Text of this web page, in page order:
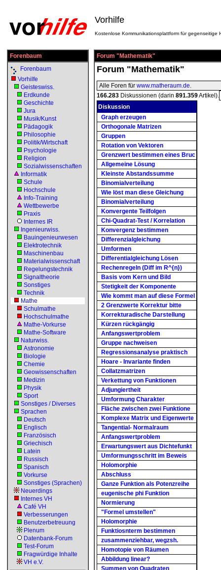
Vorhilfe
Kostenlose Kommunikationsplattform für gegenseitige
Forenbaum
Forenbaum
Vorhilfe
Geisteswiss.
Erdkunde
Geschichte
Jura
Musik/Kunst
Pädagogik
Philosophie
Politik/Wirtschaft
Psychologie
Religion
Sozialwissenschaften
Informatik
Schule
Hochschule
Info-Training
Wettbewerbe
Praxis
Internes IR
Ingenieurwiss.
Bauingenieurwesen
Elektrotechnik
Maschinenbau
Materialwissenschaft
Regelungstechnik
Signaltheorie
Sonstiges
Technik
Mathe
Schulmathe
Hochschulmathe
Mathe-Vorkurse
Mathe-Software
Naturwiss.
Astronomie
Biologie
Chemie
Geowissenschaften
Medizin
Physik
Sport
Sonstiges / Diverses
Sprachen
Deutsch
Englisch
Französisch
Griechisch
Latein
Russisch
Spanisch
Vorkurse
Sonstiges (Sprachen)
Neuerdings
Internes VH
Café VH
Verbesserungen
Benutzerbetreuung
Plenum
Datenbank-Forum
Test-Forum
Fragwürdige Inhalte
VH e.V.
Forum "Mathematik"
Forum "Mathematik"
Alle Foren für www.matheraum.de.
166.283 Diskussionen (darin 891.359Artikel).
Diskussion
Graph erzeugen
Orthogonale Matrizen
Gruppen
Rotation von Vektoren
Grenzwert bestimmen eines Bruc
Allgemeine Lösung
Kleinste Abstandssumme
Binomialverteilung
Wie löst man diese Gleichung
Binomialverteilung
Konvergente Teilfolgen
Chi-Quadrat-Test / Korrelation
Konvergenz bestimmen
Differenzialgleichung
Umformen
Differentialgleichung Lösen
Rechenregeln (Diff im R^{n})
Basis vom Kern und Bild
Stetigkeit der Komponente
Wie kommt man auf diese Formel
2 Grenzwerte Korrektur bitte
Korrekturadische Darstellung
Kürzen rückgängig
Anfangswertproblem
Gruppe nachweisen
Regressionsanalyse praktisch
Hoare - Invariante finden
Collatzmatrizen
Verkettung von Funktionen
Adjungiertheit
Umformung Charakter
Fläche zwischen zwei Funktione
Komplexe Matrix und Eigenwerte
Tangential- Normalraum
Anfangswertproblem
Erwartungswert aus Dichtefunkt
Umformungsschritt im Beweis
Holomorphie
Abschluss
Ganze Funktion als Potenzreihe
eugenische phi Funktion
Normierung
"Formel umstellen"
Holomorphie
Funktiosnterm bestimmen
zusammenziehbar, wegzsh.
Homotopie von Räumen
Abbildung linear?
Summen von Quadraten